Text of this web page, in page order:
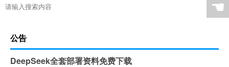
☚
公告
DeepSeek全套部署资料免费下载